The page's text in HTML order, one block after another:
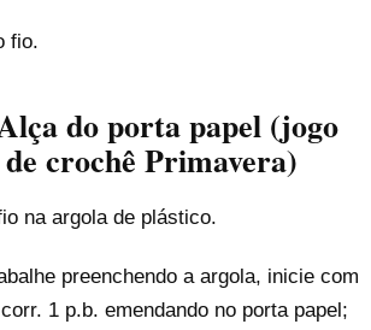
fio.
do porta papel (jogo
crochê Primavera)
na argola de plástico.
preenchendo a argola, inicie com
1 p.b. emendando no porta papel;